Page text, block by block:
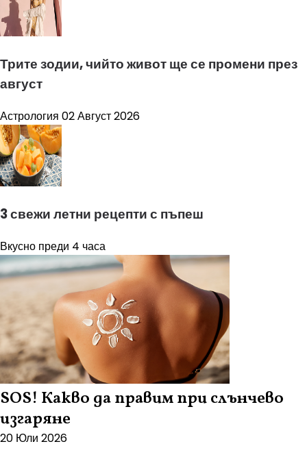
Трите зодии, чийто живот ще се промени през
август
Астрология 02 Август 2026
3 свежи летни рецепти с пъпеш
Вкусно преди 4 часа
SOS! Какво да правим при слънчево
изгаряне
20 Юли 2026